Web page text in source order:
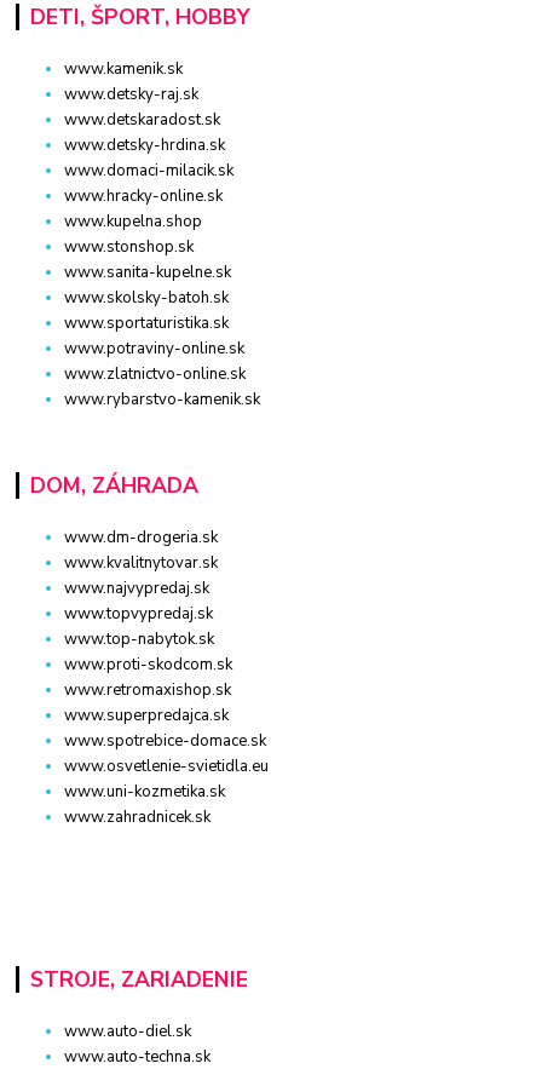
DETI, ŠPORT, HOBBY
www.kamenik.sk
www.detsky-raj.sk
www.detskaradost.sk
www.detsky-hrdina.sk
www.domaci-milacik.sk
www.hracky-online.sk
www.kupelna.shop
www.stonshop.sk
www.sanita-kupelne.sk
www.skolsky-batoh.sk
www.sportaturistika.sk
www.potraviny-online.sk
www.zlatnictvo-online.sk
www.rybarstvo-kamenik.sk
DOM, ZÁHRADA
www.dm-drogeria.sk
www.kvalitnytovar.sk
www.najvypredaj.sk
www.topvypredaj.sk
www.top-nabytok.sk
www.proti-skodcom.sk
www.retromaxishop.sk
www.superpredajca.sk
www.spotrebice-domace.sk
www.osvetlenie-svietidla.eu
www.uni-kozmetika.sk
www.zahradnicek.sk
STROJE, ZARIADENIE
www.auto-diel.sk
www.auto-techna.sk